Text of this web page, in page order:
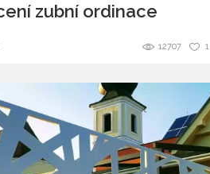
zubní ordinace
1
12707